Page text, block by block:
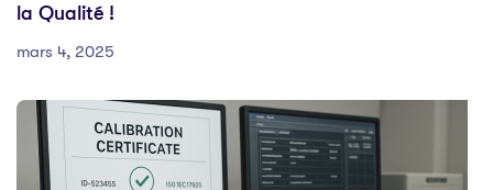
la Qualité !
mars 4, 2025